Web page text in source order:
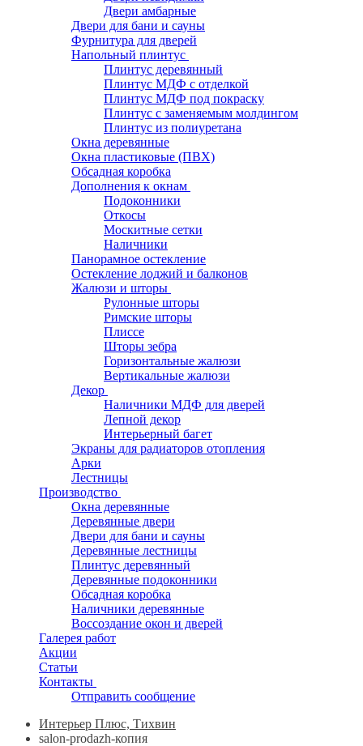
Двери амбарные
Двери для бани и сауны
Фурнитура для дверей
Напольный плинтус
Плинтус деревянный
Плинтус МДФ с отделкой
Плинтус МДФ под покраску
Плинтус с заменяемым молдингом
Плинтус из полиуретана
Окна деревянные
Окна пластиковые (ПВХ)
Обсадная коробка
Дополнения к окнам
Подоконники
Откосы
Москитные сетки
Наличники
Панорамное остекление
Остекление лоджий и балконов
Жалюзи и шторы
Рулонные шторы
Римские шторы
Плиссе
Шторы зебра
Горизонтальные жалюзи
Вертикальные жалюзи
Декор
Наличники МДФ для дверей
Лепной декор
Интерьерный багет
Экраны для радиаторов отопления
Арки
Лестницы
Производство
Окна деревянные
Деревянные двери
Двери для бани и сауны
Деревянные лестницы
Плинтус деревянный
Деревянные подоконники
Обсадная коробка
Наличники деревянные
Воссоздание окон и дверей
Галерея работ
Акции
Статьи
Контакты
Отправить сообщение
Интерьер Плюс, Тихвин
salon-prodazh-копия